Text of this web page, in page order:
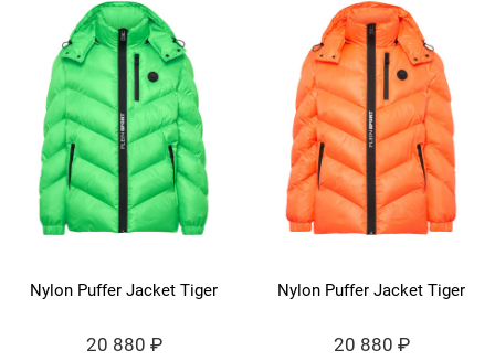
Nylon Puffer Jacket Tiger
20 880 ₽
Nylon Puffer Jacket Tiger
20 880 ₽